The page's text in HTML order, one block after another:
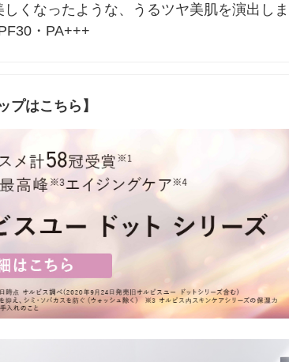
くなったような、うるツヤ美肌を演出し
・PA+++
プはこちら】